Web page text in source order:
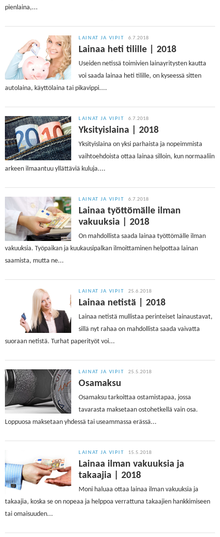
pienlaina,...
LAINAT JA VIPIT 6.7.2018
Lainaa heti tilille | 2018
Useiden netissä toimivien lainayritysten kautta
voi saada lainaa heti tilille, on kyseessä sitten
autolaina, käyttölaina tai pikavippi....
LAINAT JA VIPIT 6.7.2018
Yksityislaina | 2018
Yksityislaina on yksi parhaista ja nopeimmista
vaihtoehdoista ottaa lainaa silloin, kun normaaliin
arkeen ilmaantuu yllättäviä kuluja....
LAINAT JA VIPIT 6.7.2018
Lainaa työttömälle ilman
vakuuksia | 2018
On mahdollista saada lainaa työttömälle ilman
vakuuksia. Työpaikan ja kuukausipalkan ilmoittaminen helpottaa lainan
saamista, mutta ne...
LAINAT JA VIPIT 25.6.2018
Lainaa netistä | 2018
Lainaa netistä mullistaa perinteiset lainaustavat,
sillä nyt rahaa on mahdollista saada vaivatta
suoraan netistä. Turhat paperityöt voi...
LAINAT JA VIPIT 25.5.2018
Osamaksu
Osamaksu tarkoittaa ostamistapaa, jossa
tavarasta maksetaan ostohetkellä vain osa.
Loppuosa maksetaan yhdessä tai useammassa erässä...
LAINAT JA VIPIT 15.5.2018
Lainaa ilman vakuuksia ja
takaajia | 2018
Moni haluaa ottaa lainaa ilman vakuuksia ja
takaajia, koska se on nopeaa ja helppoa verrattuna takaajien hankkimiseen
tai omaisuuden...